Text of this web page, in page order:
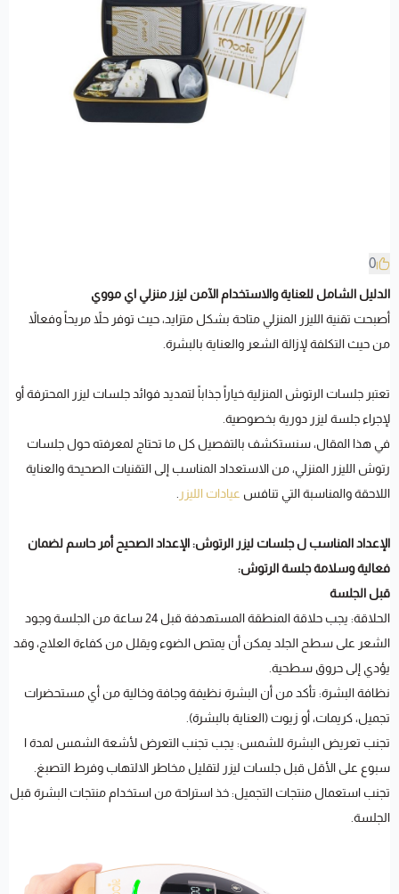
0
الدليل الشامل للعناية والاستخدام الآمن ليزر منزلي اي مووي
أصبحت تقنية الليزر المنزلي متاحة بشكل متزايد، حيث توفر حلاً مريحاً وفعالاً
من حيث التكلفة لإزالة الشعر والعناية بالبشرة.
تعتبر جلسات الرتوش المنزلية خياراً جذاباً لتمديد فوائد جلسات ليزر المحترفة أو
لإجراء جلسة ليزر دورية بخصوصية.
في هذا المقال، سنستكشف بالتفصيل كل ما تحتاج لمعرفته حول جلسات
رتوش الليزر المنزلي، من الاستعداد المناسب إلى التقنيات الصحيحة والعناية
اللاحقة والمناسبة التي تنافس عيادات الليزر .
الإعداد المناسب ل جلسات ليزر الرتوش: الإعداد الصحيح أمر حاسم لضمان
فعالية وسلامة جلسة الرتوش:
قبل الجلسة
الحلاقة: يجب حلاقة المنطقة المستهدفة قبل 24 ساعة من الجلسة وجود
الشعر على سطح الجلد يمكن أن يمتص الضوء ويقلل من كفاءة العلاج، وقد
يؤدي إلى حروق سطحية.
نظافة البشرة: تأكد من أن البشرة نظيفة وجافة وخالية من أي مستحضرات
تجميل، كريمات، أو زيوت (العناية بالبشرة).
تجنب تعريض البشرة للشمس: يجب تجنب التعرض لأشعة الشمس لمدة ا
سبوع على الأقل قبل جلسات ليزر لتقليل مخاطر الالتهاب وفرط التصبغ.
تجنب استعمال منتجات التجميل: خذ استراحة من استخدام منتجات البشرة قبل
الجلسة.